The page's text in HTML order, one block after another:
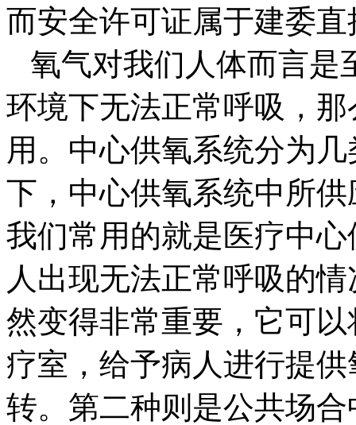
而安全许可证属于建委
氧气对我们人体而言是
环境下无法正常呼吸，
用。中心供氧系统分为
下，中心供氧系统中所
我们常用的就是医疗中
人出现无法正常呼吸的
然变得非常重要，它可
疗室，给予病人进行提
转。第二种则是公共场